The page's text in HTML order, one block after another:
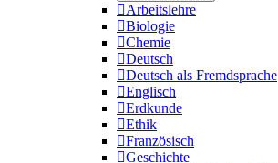
Arbeitslehre
Biologie
Chemie
Deutsch
Deutsch als Fremdsprache
Englisch
Erdkunde
Ethik
Französisch
Geschichte